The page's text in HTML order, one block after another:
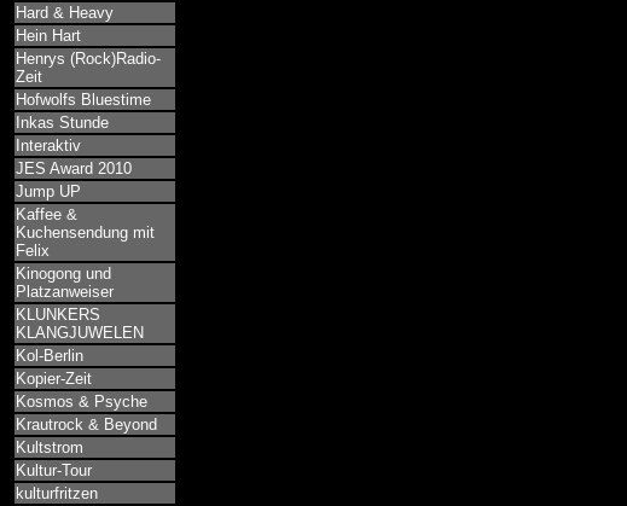
Hard & Heavy
Hein Hart
Henrys (Rock)Radio-
Zeit
Hofwolfs Bluestime
Inkas Stunde
Interaktiv
JES Award 2010
Jump UP
Kaffee &
Kuchensendung mit
Felix
Kinogong und
Platzanweiser
KLUNKERS
KLANGJUWELEN
Kol-Berlin
Kopier-Zeit
Kosmos & Psyche
Krautrock & Beyond
Kultstrom
Kultur-Tour
kulturfritzen